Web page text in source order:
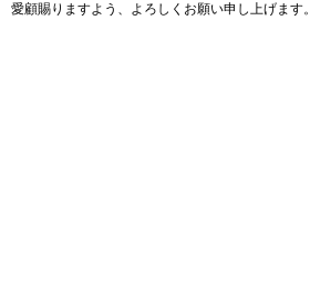
愛顧賜りますよう、よろしくお願い申し上げます。